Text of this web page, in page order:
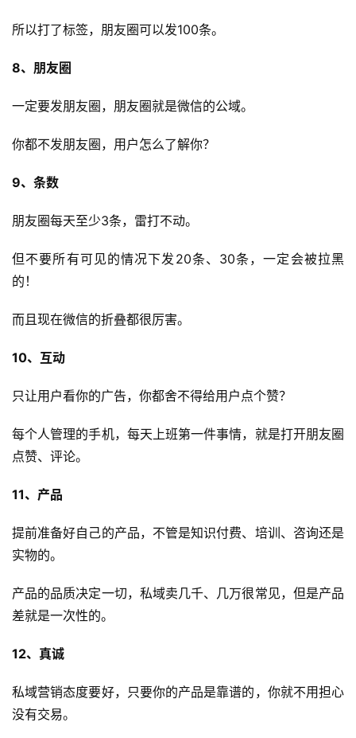
所以打了标签，朋友圈可以发100条。
8、朋友圈
一定要发朋友圈，朋友圈就是微信的公域。
你都不发朋友圈，用户怎么了解你？
9、条数
朋友圈每天至少3条，雷打不动。
但不要所有可见的情况下发20条、30条，一定会被拉黑
的！
而且现在微信的折叠都很厉害。
10、互动
只让用户看你的广告，你都舍不得给用户点个赞？
每个人管理的手机，每天上班第一件事情，就是打开朋友圈
点赞、评论。
11、产品
提前准备好自己的产品，不管是知识付费、培训、咨询还是
实物的。
产品的品质决定一切，私域卖几千、几万很常见，但是产品
差就是一次性的。
12、真诚
私域营销态度要好，只要你的产品是靠谱的，你就不用担心
没有交易。